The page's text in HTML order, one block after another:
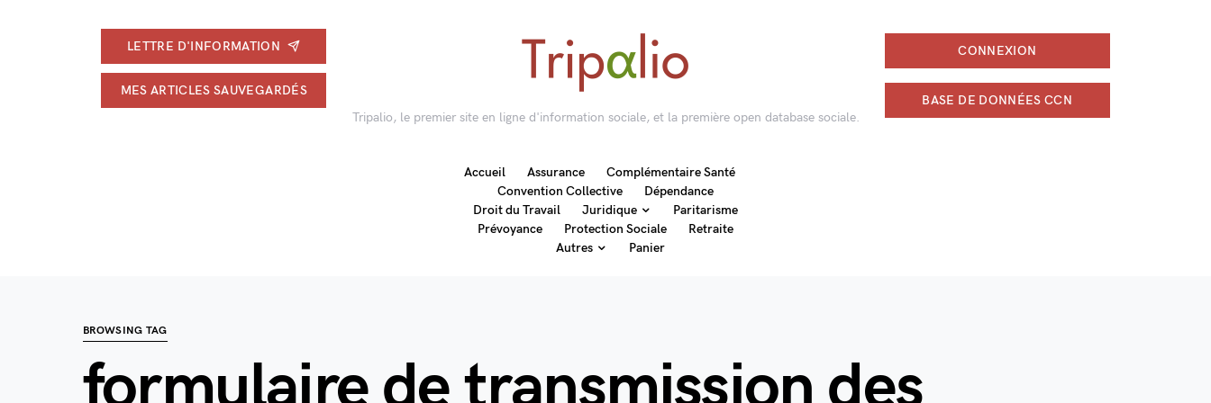
LETTRE D'INFORMATION
MES ARTICLES SAUVEGARDÉS
Tripalio, le premier site en ligne d'information sociale, et la première open database sociale.
CONNEXION
BASE DE DONNÉES CCN
Accueil Assurance
Complémentaire Santé
Convention Collective
Dépendance
Droit du Travail
Juridique
Paritarisme
Prévoyance
Protection Sociale
Retraite
Autres
Panier
BROWSING TAG